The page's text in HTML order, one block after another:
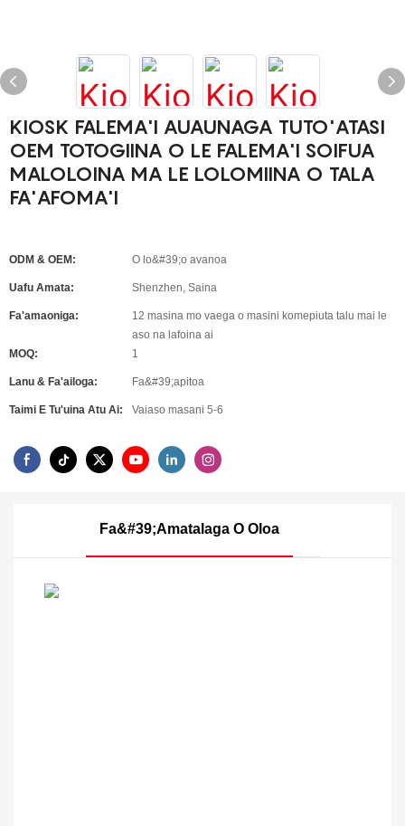
KIOSK FALEMA'I AUAUNAGA TUTO'ATASI
OEM TOTOGIINA O LE FALEMA'I SOIFUA
MALOLOINA MA LE LOLOMIINA O TALA
FA'AFOMA'I
ODM & OEM: O lo&#39;o avanoa
Uafu Amata: Shenzhen, Saina
Fa'amaoniga:
12 masina mo vaega o masini komepiuta talu mai le
aso na lafoina ai
MOQ:
1
Lanu & Fa'ailoga: Fa&#39;apitoa
Taimi E Tu'uina Atu Ai: Vaiaso masani 5-6
Fa&#39;amatalaga O Oloa